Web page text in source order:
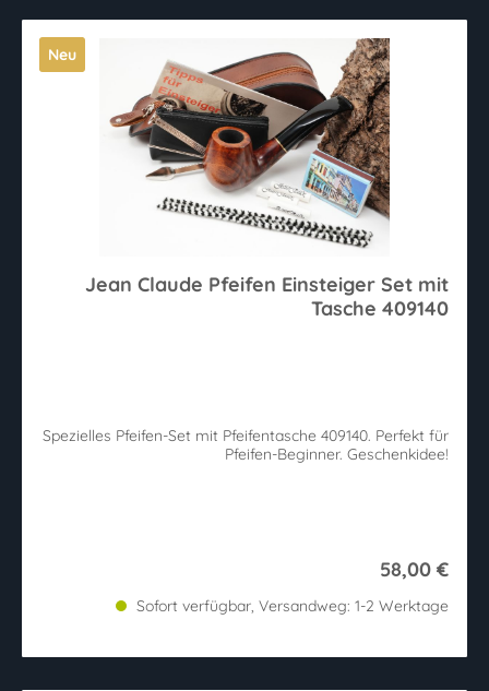
Neu
Jean Claude Pfeifen Einsteiger Set mit
Tasche 409140
Spezielles Pfeifen-Set mit Pfeifentasche 409140. Perfekt für
Pfeifen-Beginner. Geschenkidee!
58,00 €
Sofort verfügbar, Versandweg: 1-2 Werktage